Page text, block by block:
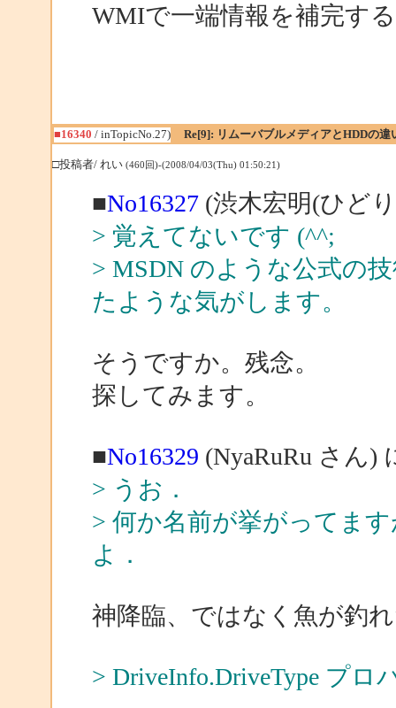
WMIで一端情報を補完す
■16340 / inTopicNo.27) Re[9]: リムーバブルメディアとHDDの違
□投稿者/ れい (460回)-(2008/04/03(Thu) 01:50:21)
■No16327(渋木宏明(ひど
> 覚えてないです (^^;
> MSDN のような公式の
たような気がします。
そうですか。残念。
探してみます。
■No16329 (NyaRuRu さん)
> うお．
> 何か名前が挙がってま
よ．
神降臨、ではなく魚が釣
> DriveInfo.DriveType プ